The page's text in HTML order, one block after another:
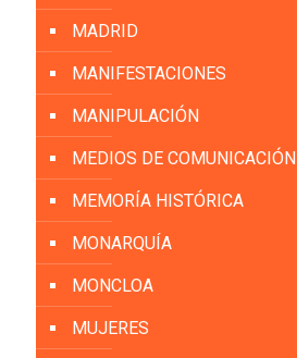
MADRID
MANIFESTACIONES
MANIPULACIÓN
MEDIOS DE COMUNICACIÓN
MEMORÍA HISTÓRICA
MONARQUÍA
MONCLOA
MUJERES